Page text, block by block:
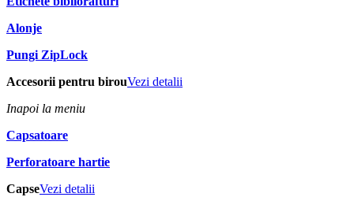
Alonje
Pungi ZipLock
Accesorii pentru birouVezi detalii
Inapoi la meniu
Capsatoare
Perforatoare hartie
CapseVezi detalii